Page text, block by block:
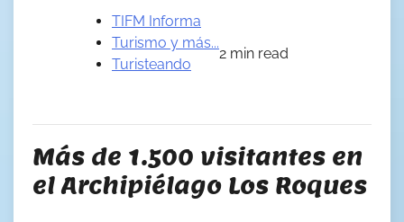
TIFM Informa
Turismo y más...
Turisteando
2 min read
Más de 1.500 visitantes en
el Archipiélago Los Roques